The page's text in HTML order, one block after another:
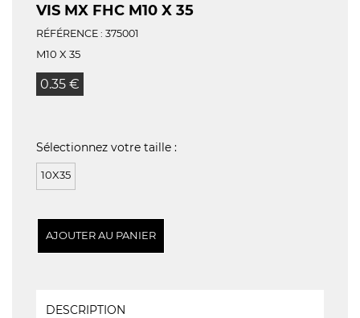
VIS MX FHC M10 X 35
RÉFÉRENCE : 375001
M10 X 35
0.35 €
Sélectionnez votre taille :
10X35
DESCRIPTION